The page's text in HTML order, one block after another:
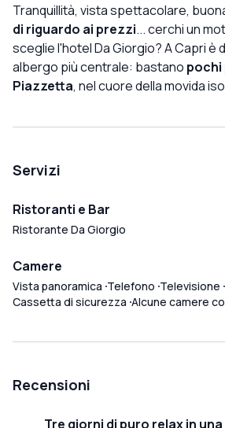
Tranquillità, vista spettacolare,
di riguardo ai prezzi... cerchi un
sceglie l'hotel Da Giorgio? A Capri è
albergo più centrale: bastano pochi
Piazzetta, nel cuore della movida
Servizi
Ristoranti e Bar
Ristorante Da Giorgio
Camere
Vista panoramica Telefono Televisione
Cassetta di sicurezza Alcune camere
Recensioni
Tre giorni di puro relax in